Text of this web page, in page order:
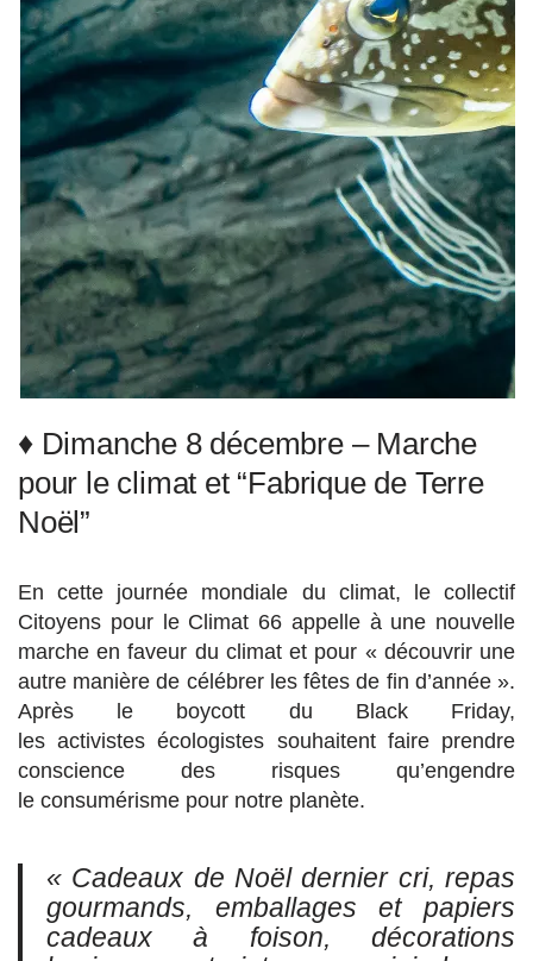
♦ Dimanche 8 décembre – Marche
pour le climat et “Fabrique de Terre
Noël”
En cette journée mondiale du climat, le collectif
Citoyens pour le Climat 66 appelle à une nouvelle
marche en faveur du climat et pour « découvrir une
autre manière de célébrer les fêtes de fin d’année ».
Après le boycott du Black Friday,
les activistes écologistes souhaitent faire prendre
conscience des risques qu’engendre
le consumérisme pour notre planète.
« Cadeaux de Noël dernier cri, repas
gourmands, emballages et papiers
cadeaux à foison, décorations